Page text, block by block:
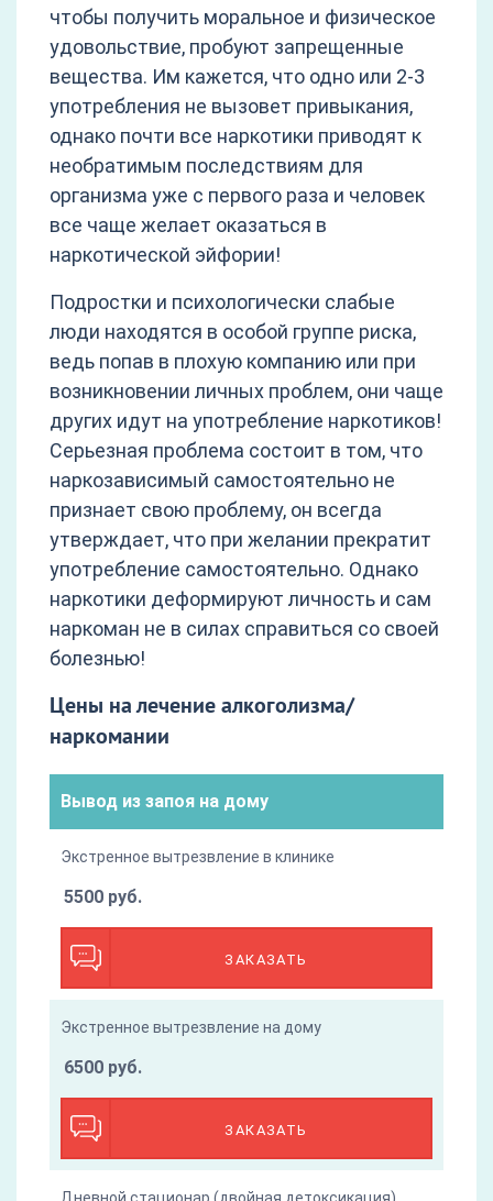
чтобы получить моральное и физическое
удовольствие, пробуют запрещенные
вещества. Им кажется, что одно или 2-3
употребления не вызовет привыкания,
однако почти все наркотики приводят к
необратимым последствиям для
организма уже с первого раза и человек
все чаще желает оказаться в
наркотической эйфории!
Подростки и психологически слабые
люди находятся в особой группе риска,
ведь попав в плохую компанию или при
возникновении личных проблем, они чаще
других идут на употребление наркотиков!
Серьезная проблема состоит в том, что
наркозависимый самостоятельно не
признает свою проблему, он всегда
утверждает, что при желании прекратит
употребление самостоятельно. Однако
наркотики деформируют личность и сам
наркоман не в силах справиться со своей
болезнью!
Цены на лечение алкоголизма/
наркомании
Вывод из запоя на дому
Экстренное вытрезвление в клинике
ЗАКАЗАТЬ
5500 руб.
Экстренное вытрезвление на дому
ЗАКАЗАТЬ
6500 руб.